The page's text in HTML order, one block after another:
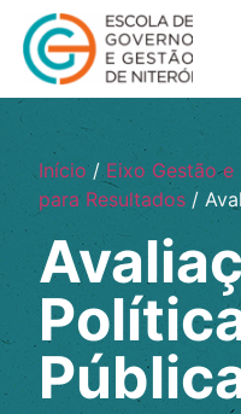
Início/Eixo Gestão
para Resultados /